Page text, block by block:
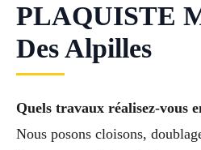
PLAQUISTE
Des Alpilles
Quels travaux réalisez-vous
Nous posons cloisons,